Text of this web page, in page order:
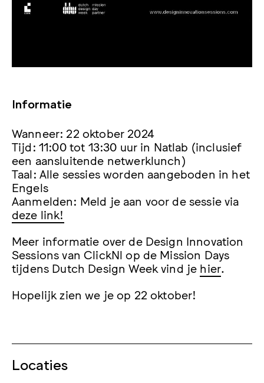
Informatie
Wanneer: 22 oktober 2024
Tijd: 11:00 tot 13:30 uur in Natlab (inclusief
een aansluitende netwerklunch)
Taal: Alle sessies worden aangeboden in het
Engels
Aanmelden: Meld je aan voor de sessie via
deze link!
Meer informatie over de Design Innovation
Sessions van ClickNl op de Mission Days
tijdens Dutch Design Week vind je hier.
Hopelijk zien we je op 22 oktober!
Locaties